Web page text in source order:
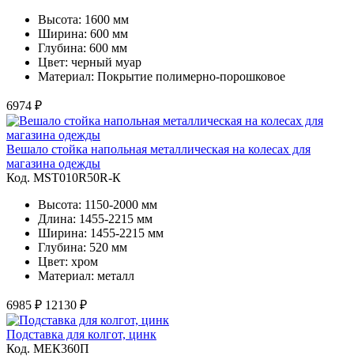
Высота: 1600 мм
Ширина: 600 мм
Глубина: 600 мм
Цвет: черный муар
Материал: Покрытие полимерно-порошковое
6974 ₽
Вешало стойка напольная металлическая на колесах для
магазина одежды
Код. MST010R50R-К
Высота: 1150-2000 мм
Длина: 1455-2215 мм
Ширина: 1455-2215 мм
Глубина: 520 мм
Цвет: хром
Материал: металл
6985 ₽ 12130 ₽
Подставка для колгот, цинк
Код. MЕК360П